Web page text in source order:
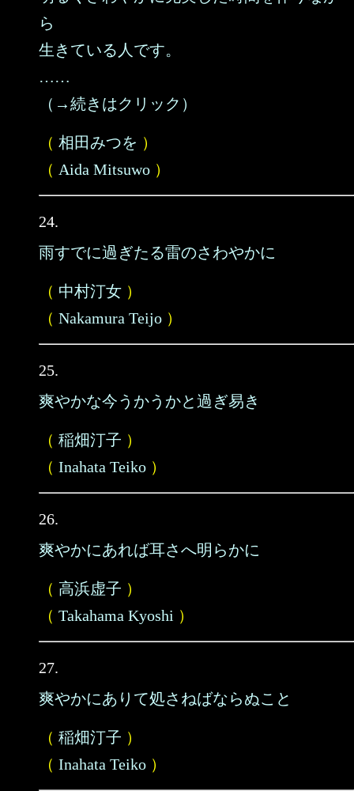
ら
生きている人です。
……
（→続きはクリック）
（ 相田みつを ）
（ Aida Mitsuwo ）
24.
雨すでに過ぎたる雷のさわやかに
（ 中村汀女 ）
（ Nakamura Teijo ）
25.
爽やかな今うかうかと過ぎ易き
（ 稲畑汀子 ）
（ Inahata Teiko ）
26.
爽やかにあれば耳さへ明らかに
（ 高浜虚子 ）
（ Takahama Kyoshi ）
27.
爽やかにありて処さねばならぬこと
（ 稲畑汀子 ）
（ Inahata Teiko ）